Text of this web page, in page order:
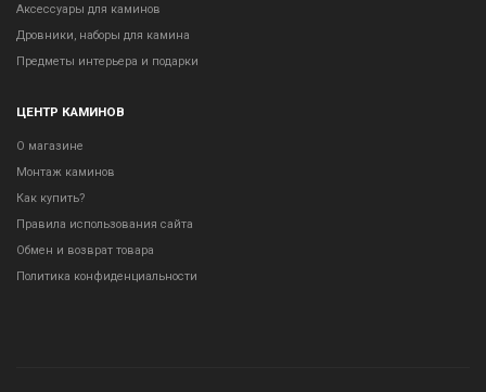
Аксессуары для каминов
Дровники, наборы для камина
Предметы интерьера и подарки
ЦЕНТР КАМИНОВ
О магазине
Монтаж каминов
Как купить?
Правила использования сайта
Обмен и возврат товара
Политика конфиденциальности